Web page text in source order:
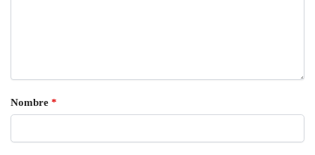
Nombre *